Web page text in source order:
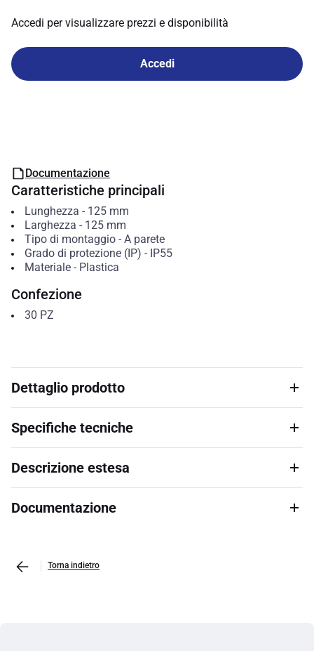
Accedi per visualizzare prezzi e disponibilità
Accedi
Documentazione
Caratteristiche principali
Lunghezza - 125 mm
Larghezza - 125 mm
Tipo di montaggio- A parete
Grado di protezione (IP) - IP55
Materiale- Plastica
Confezione
30 PZ
Dettaglio prodotto
Specifiche tecniche
Descrizione estesa
Documentazione
Torna indietro